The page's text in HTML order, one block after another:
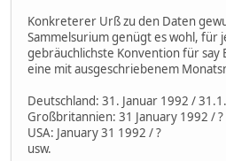
Konkreterer Urß zu den Daten
Sammelsurium genügt es wohl, für
gebräuchlichste Konvention für say
eine mit ausgeschriebenem
Deutschland: 31. Januar 1992 /
Großbritannien: 31 January 1992 / ?
USA: January 31 1992 / ?
usw.